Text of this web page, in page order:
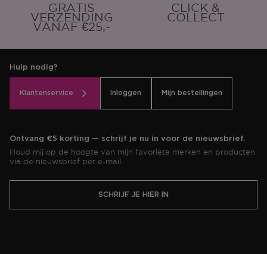
GRATIS
VERZENDING
VANAF €25,-
CLICK &
COLLECT
Hulp nodig?
Klantenservice Inloggen Mijn bestellingen
Ontvang €5 korting — schrijf je nu in voor de nieuwsbrief.
Houd mij op de hoogte van mijn favoriete merken en producten
via de nieuwsbrief per e-mail.
SCHRIJF JE HIER IN